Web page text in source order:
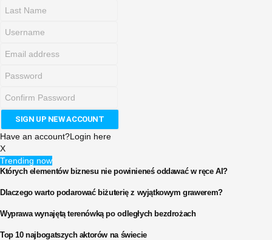
Have an account?Login here
X
Trending now
Których elementów biznesu nie powinieneś oddawać w ręce AI?
Dlaczego warto podarować biżuterię z wyjątkowym grawerem?
Wyprawa wynajętą terenówką po odległych bezdrożach
Top 10 najbogatszych aktorów na świecie